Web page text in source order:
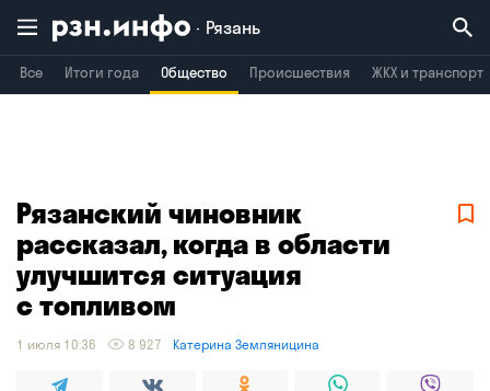
Рязань
Все Итоги года Общество Происшествия ЖКХ и транспорт
Воронеж Брянск
Рязанский чиновник
рассказал, когда в области
улучшится ситуация
с топливом
1 июля 10:36 8 927 Катерина Земляницина